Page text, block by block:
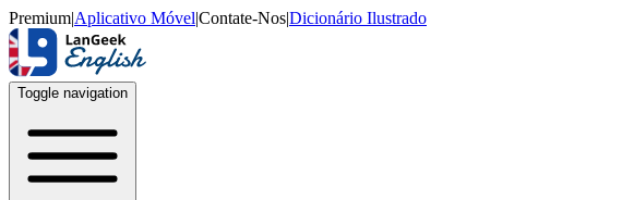
Premium|Aplicativo Móvel|Contate-Nos|Dicionário Ilustrado
Toggle navigation